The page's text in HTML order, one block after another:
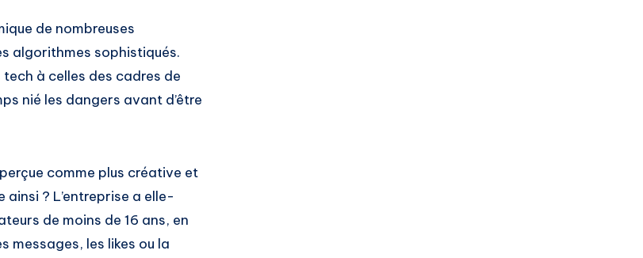
de nombreuses
algorithmes sophistiqués.
à celles des cadres de
nié les dangers avant d’être
comme plus créative et
? L’entreprise a elle-
de moins de 16 ans, en
messages, les likes ou la